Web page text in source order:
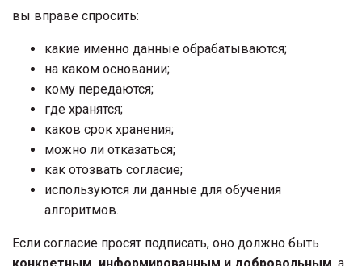
вы вправе спросить:
какие именно данные обрабатываются;
на каком основании;
кому передаются;
где хранятся;
каков срок хранения;
можно ли отказаться;
как отозвать согласие;
используются ли данные для обучения
алгоритмов.
Если согласие просят подписать, оно должно быть